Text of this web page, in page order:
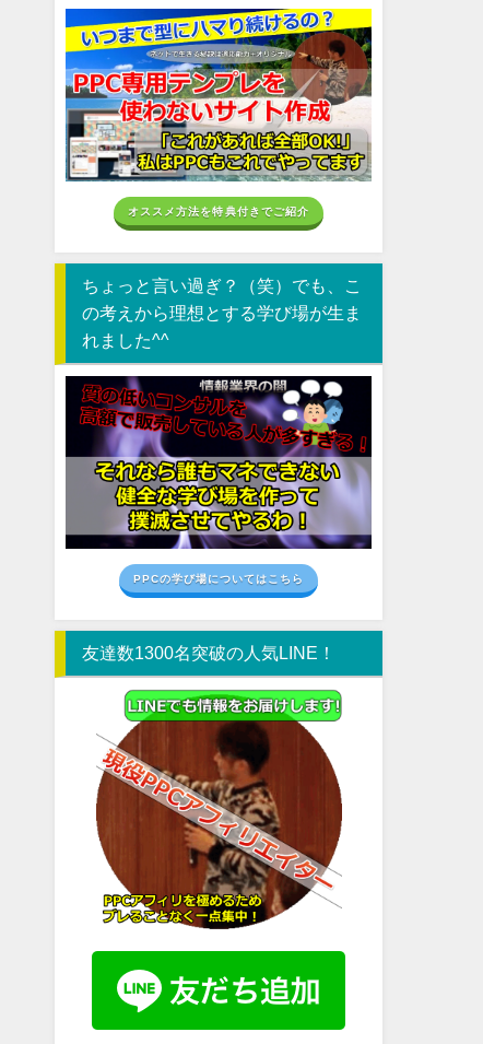
オススメ方法を特典付きでご紹介
ちょっと言い過ぎ？（笑）でも、こ
の考えから理想とする学び場が生ま
れました^^
PPCの学び場についてはこちら
友達数1300名突破の人気LINE！